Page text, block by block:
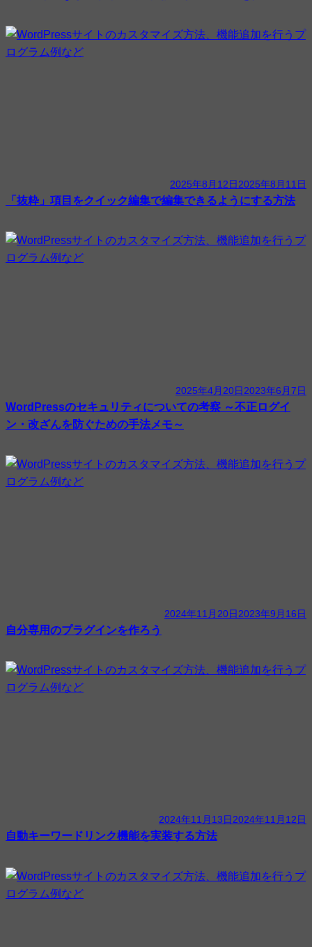
2025年8月12日2025年8月11日
「抜粋」項目をクイック編集で編集できるようにする方法
2025年4月20日2023年6月7日
WordPressのセキュリティについての考察 ～不正ログイ
ン・改ざんを防ぐための手法メモ～
2024年11月20日2023年9月16日
自分専用のプラグインを作ろう
2024年11月13日2024年11月12日
自動キーワードリンク機能を実装する方法